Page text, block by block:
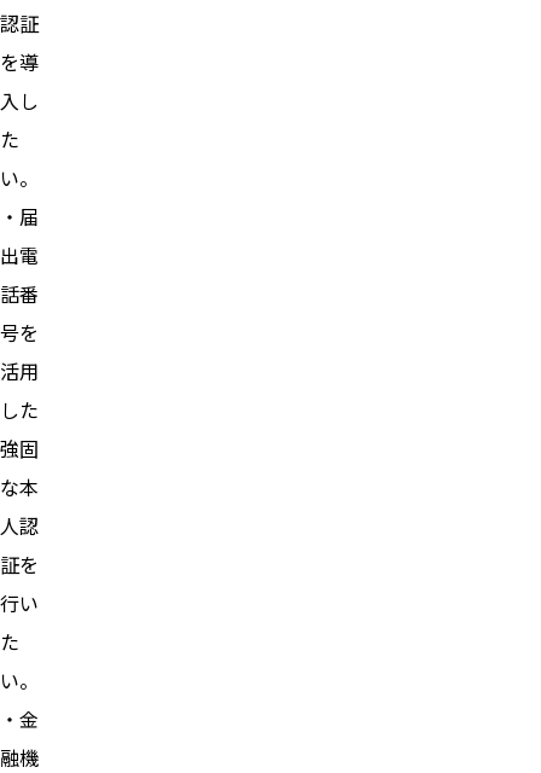
認証
を導
入し
た
い。
・届
出電
話番
号を
活用
した
強固
な本
人認
証を
行い
た
い。
・金
融機